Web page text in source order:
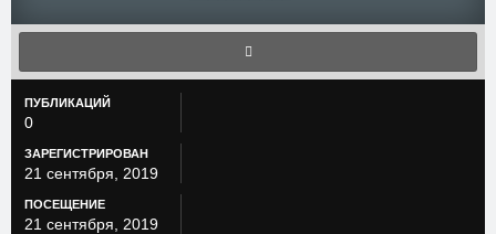
ПУБЛИКАЦИЙ
0
ЗАРЕГИСТРИРОВАН
21 сентября, 2019
ПОСЕЩЕНИЕ
21 сентября, 2019